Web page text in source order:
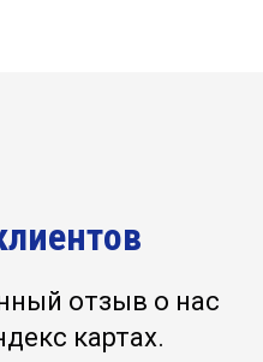
отзыв о нас
картах.